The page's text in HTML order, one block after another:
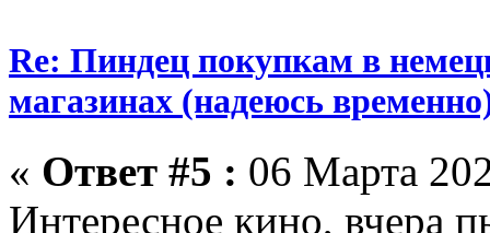
Re: Пиндец покупкам в
магазинах (надеюсь
« Ответ #5 : 06 Марта
Интересное кино, вчера